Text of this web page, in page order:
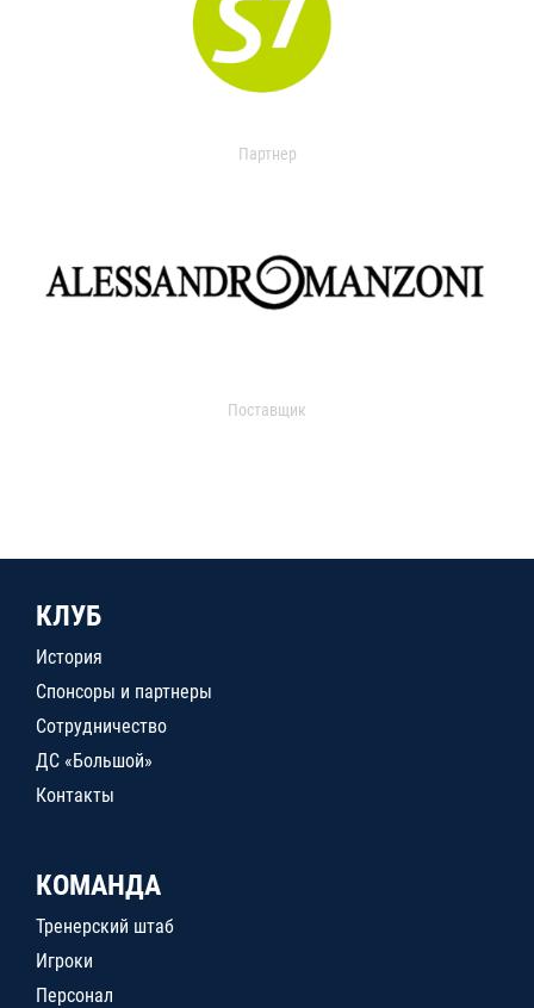
Партнер
Поставщик
КЛУБ
История
Спонсоры и партнеры
Сотрудничество
ДС «Большой»
Контакты
КОМАНДА
Тренерский штаб
Игроки
Персонал